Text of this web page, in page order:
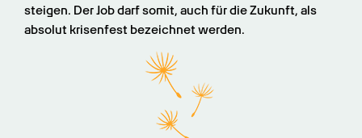
steigen. Der Job darf somit, auch für die Zukunft, als
absolut krisenfest bezeichnet werden.